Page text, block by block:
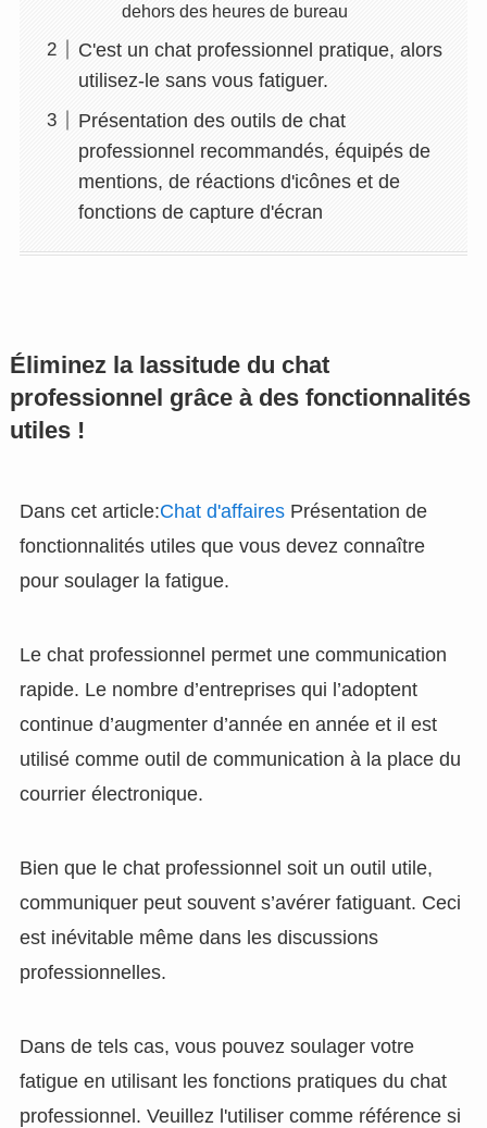
dehors des heures de bureau
C'est un chat professionnel pratique, alors
utilisez-le sans vous fatiguer.
Présentation des outils de chat
professionnel recommandés, équipés de
mentions, de réactions d'icônes et de
fonctions de capture d'écran
Éliminez la lassitude du chat
professionnel grâce à des fonctionnalités
utiles !
Dans cet article:Chat d'affairesPrésentation de
fonctionnalités utiles que vous devez connaître
pour soulager la fatigue.
Le chat professionnel permet une communication
rapide. Le nombre d’entreprises qui l’adoptent
continue d’augmenter d’année en année et il est
utilisé comme outil de communication à la place du
courrier électronique.
Bien que le chat professionnel soit un outil utile,
communiquer peut souvent s’avérer fatiguant. Ceci
est inévitable même dans les discussions
professionnelles.
Dans de tels cas, vous pouvez soulager votre
fatigue en utilisant les fonctions pratiques du chat
professionnel. Veuillez l'utiliser comme référence si